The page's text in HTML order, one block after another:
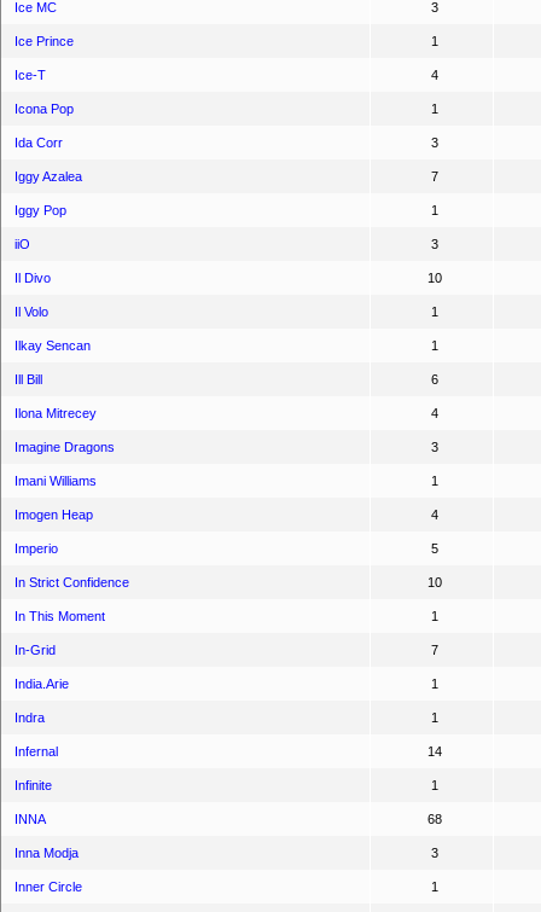
Ice MC 3
Ice Prince 1
Ice-T 4
Icona Pop 1
Ida Corr 3
Iggy Azalea 7
Iggy Pop 1
iiO 3
Il Divo 10
Il Volo 1
Ilkay Sencan 1
Ill Bill 6
Ilona Mitrecey 4
Imagine Dragons 3
Imani Williams 1
Imogen Heap 4
Imperio 5
In Strict Confidence 10
In This Moment 1
In-Grid 7
India.Arie 1
Indra 1
Infernal 14
Infinite 1
INNA 68
Inna Modja 3
Inner Circle 1